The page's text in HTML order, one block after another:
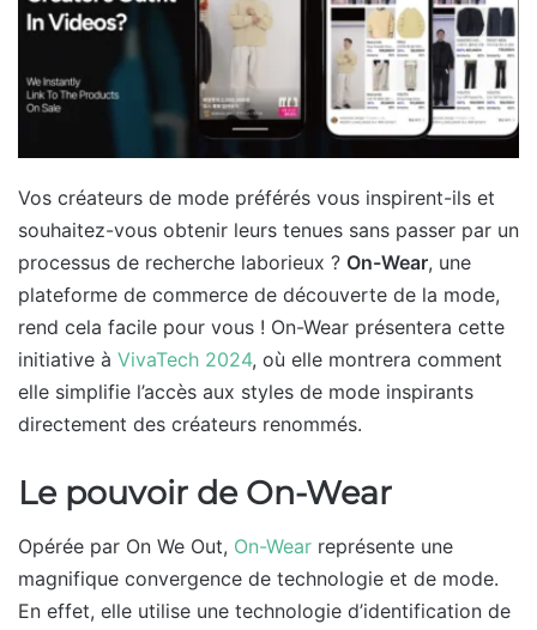
Vos créateurs de mode préférés vous inspirent-ils et
souhaitez-vous obtenir leurs tenues sans passer par un
processus de recherche laborieux ? On-Wear, une
plateforme de commerce de découverte de la mode,
rend cela facile pour vous ! On-Wear présentera cette
initiative à VivaTech 2024, où elle montrera comment
elle simplifie l’accès aux styles de mode inspirants
directement des créateurs renommés.
Le pouvoir de On-Wear
Opérée par On We Out, On-Wear représente une
magnifique convergence de technologie et de mode.
En effet, elle utilise une technologie d’identification de